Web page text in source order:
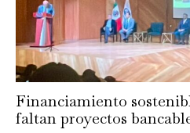
Financiamiento
faltan proyectos